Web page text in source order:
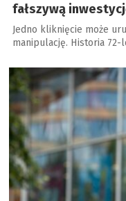
fałszywą
Jedno kliknięcie może
manipulację. Historia
a